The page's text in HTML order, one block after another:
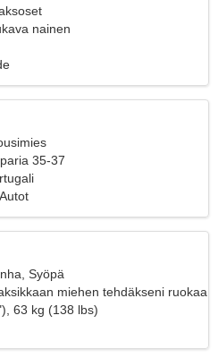
nainen
35-37
Syöpä
miehen tehdäkseni ruokaa
63 kg (138 lbs)